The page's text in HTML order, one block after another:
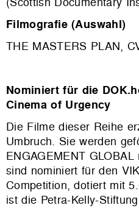
Filmografie (Auswahl)
THE MASTERS PLAN,
Nominiert für die
Cinema of Urgency
Die Filme dieser Reihe
Umbruch. Sie werden
ENGAGEMENT
sind nominiert für den
Competition, dotiert mit
ist die Petra-Kelly-